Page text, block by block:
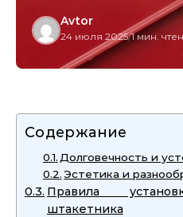
Avtor
24 июля 2025/1 мин.
Содержание
Долговечность и
Эстетика и
Правила
штакетника